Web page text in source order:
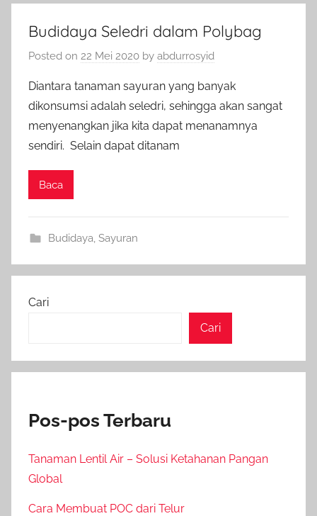
Budidaya Seledri dalam Polybag
Posted on 22 Mei 2020 by abdurrosyid
Diantara tanaman sayuran yang banyak
dikonsumsi adalah seledri, sehingga akan sangat
menyenangkan jika kita dapat menanamnya
sendiri. Selain dapat ditanam
Baca
Budidaya, Sayuran
Cari
Cari
Pos-pos Terbaru
Tanaman Lentil Air – Solusi Ketahanan Pangan
Global
Cara Membuat POC dari Telur